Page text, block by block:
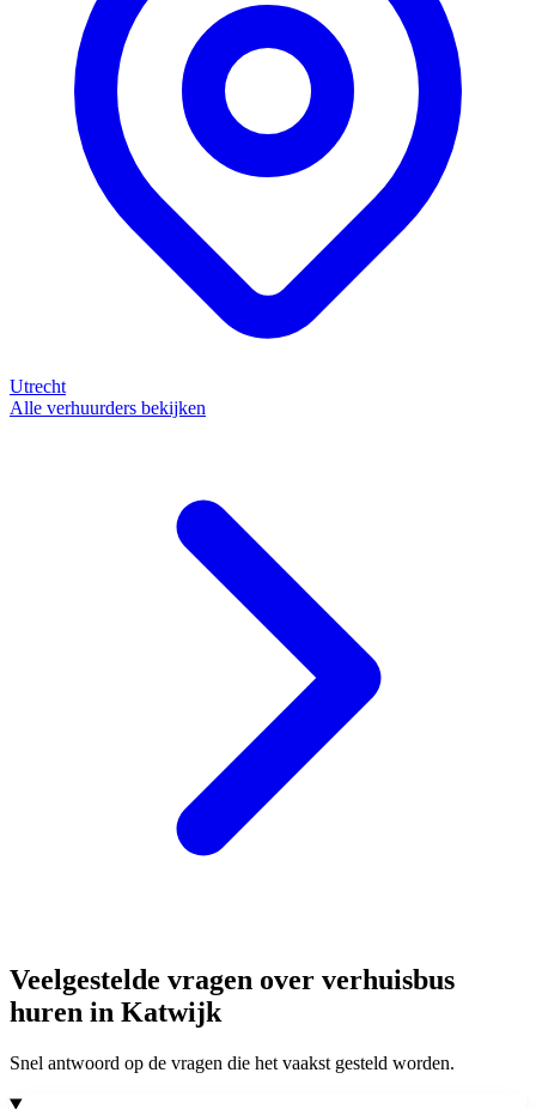
Utrecht
Alle verhuurders bekijken
Veelgestelde vragen over verhuisbus
huren in Katwijk
Snel antwoord op de vragen die het vaakst gesteld worden.